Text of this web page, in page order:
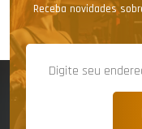
Receba novidades